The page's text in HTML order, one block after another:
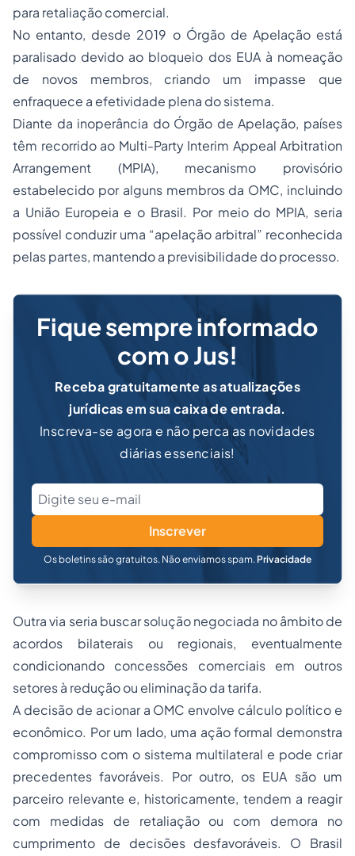
para retaliação comercial.
No entanto, desde 2019 o Órgão de Apelação está
paralisado devido ao bloqueio dos EUA à nomeação
de novos membros, criando um impasse que
enfraquece a efetividade plena do sistema.
Diante da inoperância do Órgão de Apelação, países
têm recorrido ao Multi-Party Interim Appeal Arbitration
Arrangement (MPIA), mecanismo provisório
estabelecido por alguns membros da OMC, incluindo
a União Europeia e o Brasil. Por meio do MPIA, seria
possível conduzir uma “apelação arbitral” reconhecida
pelas partes, mantendo a previsibilidade do processo.
Fique sempre informado
com o Jus!
Receba gratuitamente as atualizações
jurídicas em sua caixa de entrada.
Inscreva-se agora e não perca as novidades
diárias essenciais!
Inscrever
Os boletins são gratuitos. Não enviamos spam. Privacidade
Outra via seria buscar solução negociada no âmbito de
acordos bilaterais ou regionais, eventualmente
condicionando concessões comerciais em outros
setores à redução ou eliminação da tarifa.
A decisão de acionar a OMC envolve cálculo político e
econômico. Por um lado, uma ação formal demonstra
compromisso com o sistema multilateral e pode criar
precedentes favoráveis. Por outro, os EUA são um
parceiro relevante e, historicamente, tendem a reagir
com medidas de retaliação ou com demora no
cumprimento de decisões desfavoráveis. O Brasil